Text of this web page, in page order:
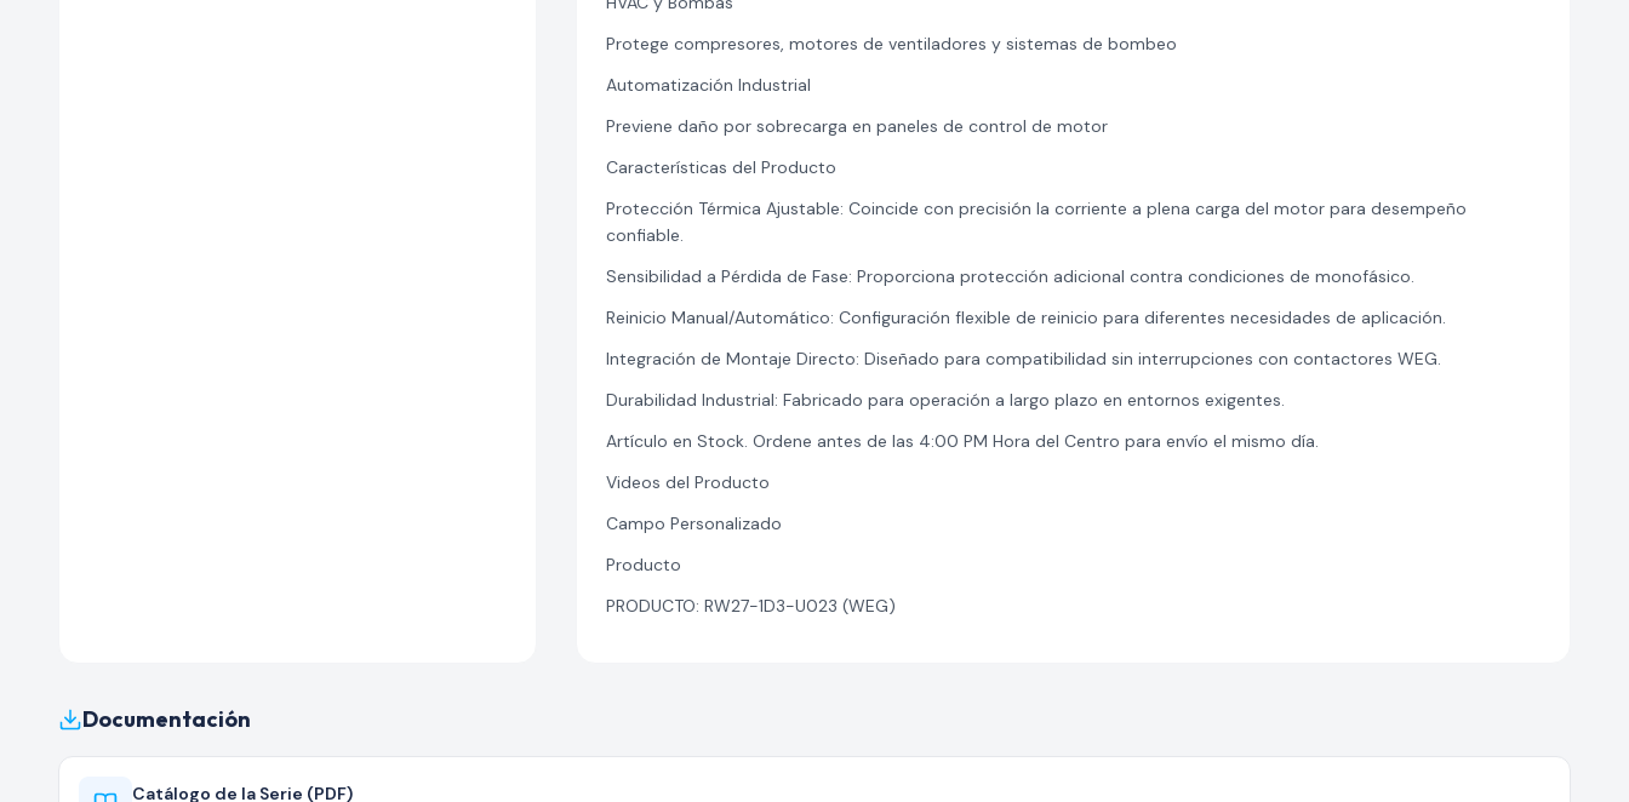
Protege compresores, motores de ventiladores y sistemas de bombeo
Automatización Industrial
Previene daño por sobrecarga en paneles de control de motor
Características del Producto
Protección Térmica Ajustable: Coincide con precisión la corriente a plena carga del motor para desempeño
confiable.
Sensibilidad a Pérdida de Fase: Proporciona protección adicional contra condiciones de monofásico.
Reinicio Manual/Automático: Configuración flexible de reinicio para diferentes necesidades de aplicación.
Integración de Montaje Directo: Diseñado para compatibilidad sin interrupciones con contactores WEG.
Durabilidad Industrial: Fabricado para operación a largo plazo en entornos exigentes.
Artículo en Stock. Ordene antes de las 4:00 PM Hora del Centro para envío el mismo día.
Videos del Producto
Campo Personalizado
Producto
PRODUCTO: RW27-1D3-U023 (WEG)
Documentación
Catálogo de la Serie (PDF)